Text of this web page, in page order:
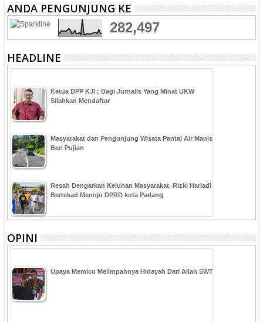
ANDA PENGUNJUNG KE
282,497
HEADLINE
Ketua DPP KJI : Bagi Jurnalis Yang Minat UKW
Silahkan Mendaftar
Masyarakat dan Pengunjung Wisata Pantai Air Manis
Beri Pujian
Resah Dengarkan Keluhan Masyarakat, Rizki Hariadi
Bertekad Menuju DPRD kota Padang
OPINI
Upaya Memicu Melimpahnya Hidayah Dari Allah SWT